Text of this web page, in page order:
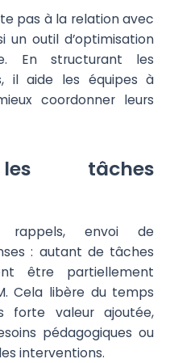
pas à la relation avec
un outil d’optimisation
En structurant les
il aide les équipes à
coordonner leurs
tâches
rappels, envoi de
: autant de tâches
être partiellement
Cela libère du temps
forte valeur ajoutée,
pédagogiques ou
interventions.